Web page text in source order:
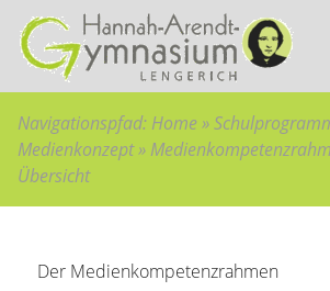
Bitte wählen Sie:
zur Hauptnavigation
Hauptnavigation überspringen
zum Hauptinhalt
zum Inhaltsverzeichnis
Sie sind hier:
Home »
Schulprogramm»
Konzepte»
Medienkonzept»
Medienkompetenzrahmen»
MKR Übersicht
Navigationspfad: Home»
Medienkonzept»
Übersicht
Der Medienkompetenzrahmen